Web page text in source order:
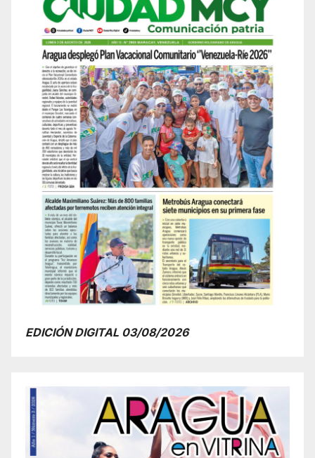
EDICIÓN DIGITAL 03/08/2026